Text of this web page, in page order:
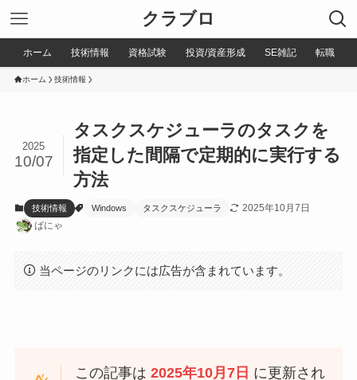
クラブロ
ホーム 技術情報 資格試験 投資/資産形成 SE雑記 転職
ホーム 技術情報
タスクスケジューラのタスクを
指定した間隔で定期的に実行する
方法
2025
10/07
技術情報 Windows タスクスケジューラ
2025年10月7日
ばにゃ
当ページのリンクには広告が含まれています。
この記事は2025年10月7日 に更新され